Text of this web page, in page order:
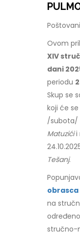
Ovom
XIV
dani
periodu
Skup se
koji će se
/subota/
Matuzićii
Tešanj.
obrasca
na
stručno-